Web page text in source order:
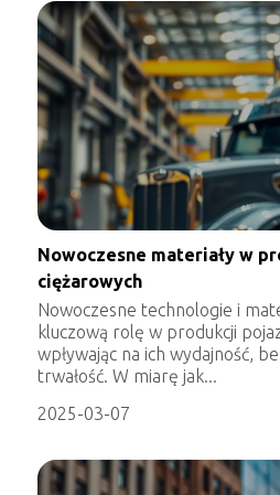
Nowoczesne materiały w
ciężarowych
Nowoczesne technologie i
kluczową rolę w produkcji
wpływając na ich wydajność,
trwałość. W miarę jak...
2025-03-07